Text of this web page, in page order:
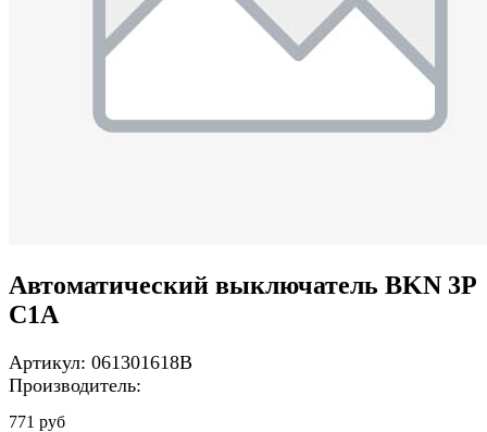
Автоматический выключатель BKN 3P
C1A
Артикул: 061301618B
Производитель:
771 руб